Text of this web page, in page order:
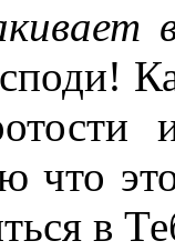
что
в